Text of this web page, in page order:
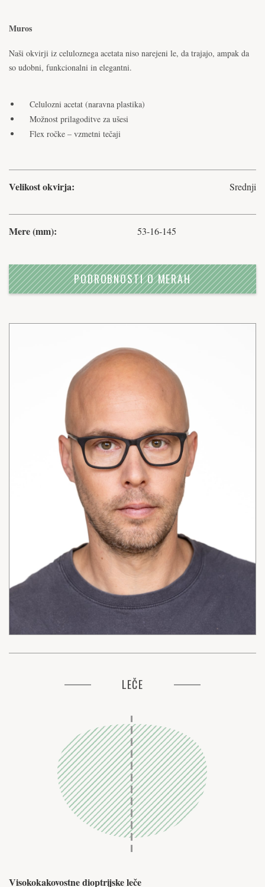
Muros
Naši okvirji iz celuloznega acetata niso narejeni le, da trajajo, ampak da
so udobni, funkcionalni in elegantni.
Celulozni acetat (naravna plastika)
Možnost prilagoditve za ušesi
Flex ročke – vzmetni tečaji
Velikost okvirja: Srednji
Mere (mm): 53-16-145
PODROBNOSTI O MERAH
LEČE
Visokokakovostne dioptrijske leče